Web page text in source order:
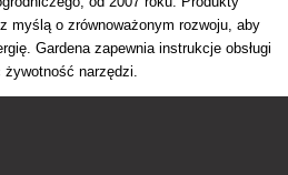
myślą o zrównoważonym rozwoju, aby
Gardena zapewnia instrukcje obsługi
narzędzi.